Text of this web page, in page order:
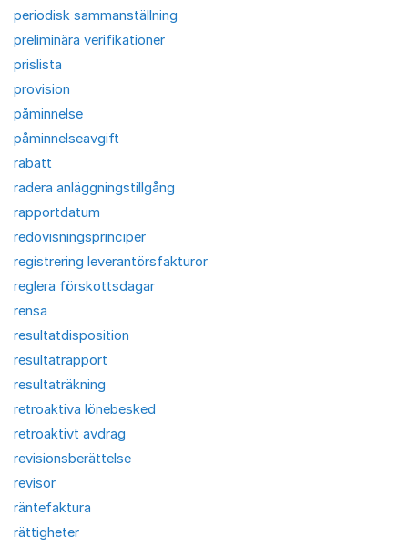
periodisk sammanställning
preliminära verifikationer
prislista
provision
påminnelse
påminnelseavgift
rabatt
radera anläggningstillgång
rapportdatum
redovisningsprinciper
registrering leverantörsfakturor
reglera förskottsdagar
rensa
resultatdisposition
resultatrapport
resultaträkning
retroaktiva lönebesked
retroaktivt avdrag
revisionsberättelse
revisor
räntefaktura
rättigheter